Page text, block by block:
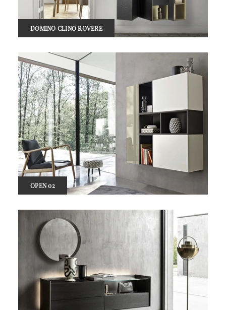
DOMINO CLINO ROVERE
OPEN 02